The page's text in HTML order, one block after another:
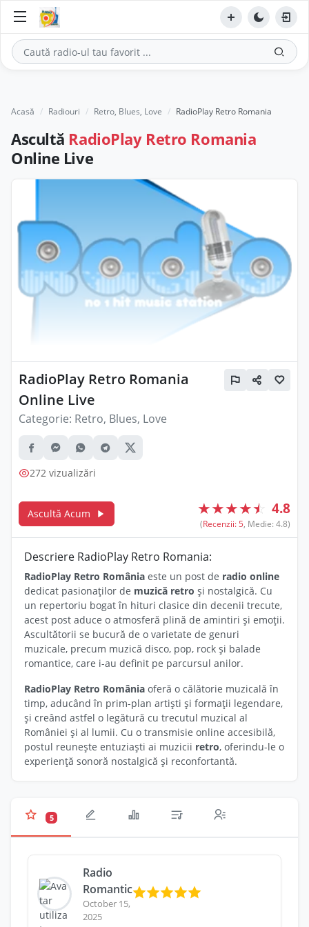
Acasă Radiouri Retro, Blues, Love RadioPlay Retro Romania
Ascultă RadioPlay Retro Romania
Online Live
RadioPlay Retro Romania
Online Live
Categorie: Retro, Blues, Love
272 vizualizări
Ascultă Acum ★★★★☆ 4.8
(Recenzii: 5, Medie: 4.8)
Descriere RadioPlay Retro Romania:
RadioPlay Retro România este un post de radio online
dedicat pasionaților de muzică retro și nostalgică. Cu
un repertoriu bogat în hituri clasice din decenii trecute,
acest post aduce o atmosferă plină de amintiri și emoții.
Ascultătorii se bucură de o varietate de genuri
muzicale, precum muzică disco, pop, rock și balade
romantice, care i-au definit pe parcursul anilor.
RadioPlay Retro România oferă o călătorie muzicală în
timp, aducând în prim-plan artiști și formații legendare,
și creând astfel o legătură cu trecutul muzical al
României și al lumii. Cu o transmisie online accesibilă,
postul reunește entuziaști ai muzicii retro, oferindu-le o
experiență sonoră nostalgică și reconfortantă.
5
Radio
Romantic
October 15,
2025